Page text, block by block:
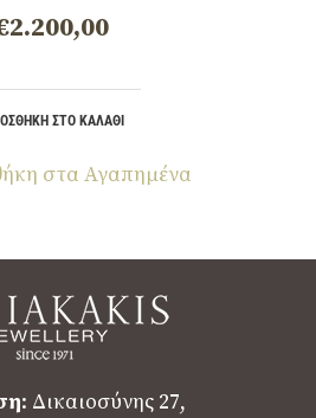
2.200,00
ΣΤΟ ΚΑΛΆΘΙ
στα Αγαπημένα
: Δικαιοσύνης 27,